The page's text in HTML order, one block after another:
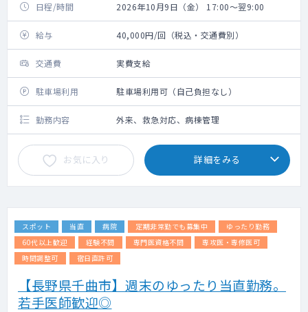
日程/時間 2026年10月9日（金） 17:00～翌9:00
給与 40,000円/回（税込・交通費別）
交通費 実費支給
駐車場利用 駐車場利用可（自己負担なし）
勤務内容 外来、救急対応、病棟管理
お気に入り 詳細をみる
スポット 当直 病院 定期非常勤でも募集中
ゆったり勤務
60代以上歓迎
経験不問 専門医資格不問
専攻医・専修医可
時間調整可
宿日直許可
【長野県千曲市】週末のゆったり当直勤務。
若手医師歓迎◎